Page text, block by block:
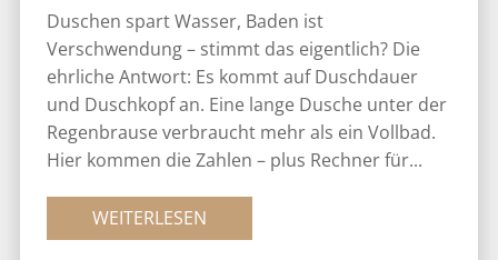
Duschen spart Wasser, Baden ist
Verschwendung – stimmt das eigentlich? Die
ehrliche Antwort: Es kommt auf Duschdauer
und Duschkopf an. Eine lange Dusche unter der
Regenbrause verbraucht mehr als ein Vollbad.
Hier kommen die Zahlen – plus Rechner für...
WEITERLESEN